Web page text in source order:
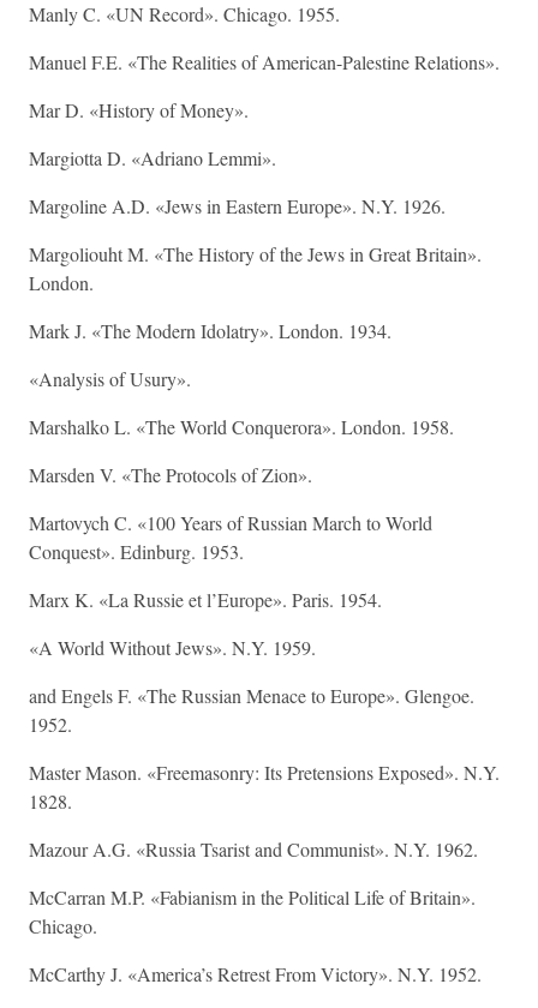
Manly C. «UN Record». Chicago. 1955.
Manuel F.E. «The Realities of American-Palestine Relations».
Mar D. «History of Money».
Margiotta D. «Adriano Lemmi».
Margoline A.D. «Jews in Eastern Europe». N.Y. 1926.
Margoliouht M. «The History of the Jews in Great Britain».
London.
Mark J. «The Modern Idolatry». London. 1934.
«Analysis of Usury».
Marshalko L. «The World Conquerora». London. 1958.
Marsden V. «The Protocols of Zion».
Martovych C. «100 Years of Russian March to World
Conquest». Edinburg. 1953.
Marx K. «La Russie et l’Europe». Paris. 1954.
«A World Without Jews». N.Y. 1959.
and Engels F. «The Russian Menace to Europe». Glengoe.
1952.
Master Mason. «Freemasonry: Its Pretensions Exposed». N.Y.
1828.
Mazour A.G. «Russia Tsarist and Communist». N.Y. 1962.
McCarran M.P. «Fabianism in the Political Life of Britain».
Chicago.
McCarthy J. «America’s Retrest From Victory». N.Y. 1952.